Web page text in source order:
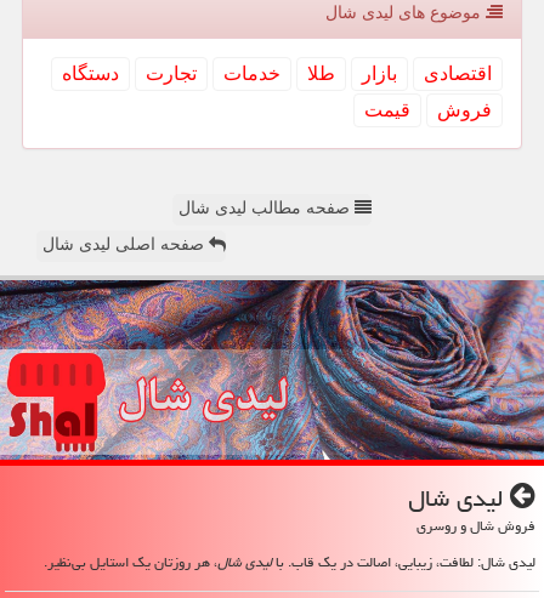
موضوع های لیدی شال
اقتصادی بازار طلا خدمات تجارت
دستگاه
فروش
قیمت
صفحه مطالب لیدی شال
صفحه اصلی لیدی شال
لیدی شال
فروش شال و روسری
لیدی شال: لطافت، زیبایی، اصالت در یک قاب. بالیدی شال، هر روزتان یک استایل بی‌نظیر.